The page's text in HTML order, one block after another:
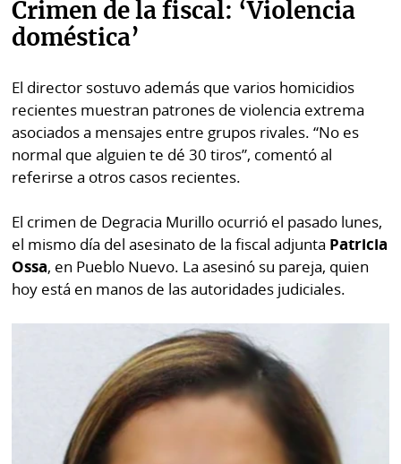
Crimen de la fiscal: ‘Violencia
doméstica’
El director sostuvo además que varios homicidios
recientes muestran patrones de violencia extrema
asociados a mensajes entre grupos rivales. “No es
normal que alguien te dé 30 tiros”, comentó al
referirse a otros casos recientes.
El crimen de Degracia Murillo ocurrió el pasado lunes,
el mismo día del asesinato de la fiscal adjunta Patricia
Ossa, en Pueblo Nuevo. La asesinó su pareja, quien
hoy está en manos de las autoridades judiciales.